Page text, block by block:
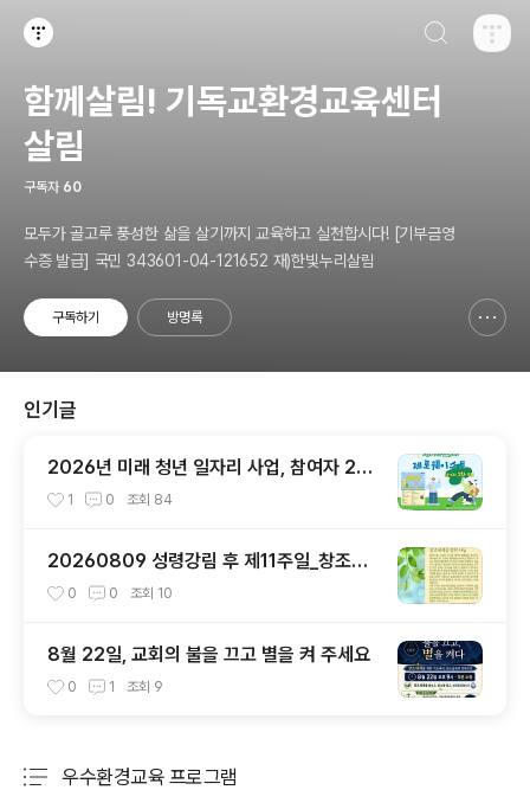
함께살림! 기독교환경교육센터
살림
구독자 60
모두가 골고루 풍성한 삶을 살기까지 교육하고 실천합시다! [기부금영
수증 발급] 국민 343601-04-121652 재)한빛누리살림
구독하기 방명록
인기글
2026년 미래 청년 일자리 사업, 참여자 2차
모집1 0 조회 84
20260809 성령강림 후 제11주일_창조세
계돌봄52주편지
0 0 조회 10
8월 22일, 교회의 불을 끄고 별을 켜 주세요
0 1 조회 9
우수환경교육 프로그램